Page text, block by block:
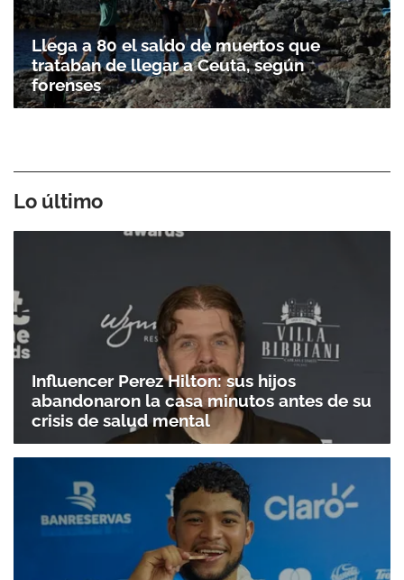
Llega a 80 el saldo de muertos que
trataban de llegar a Ceuta, según
forenses
Lo último
Influencer Perez Hilton: sus hijos
abandonaron la casa minutos antes de su
crisis de salud mental